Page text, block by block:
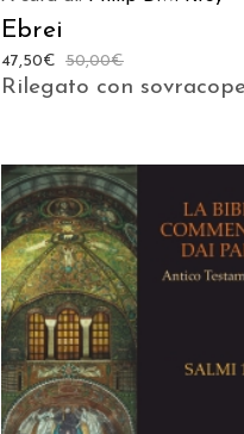
Ebrei
50,00€
47,50€
Rilegato con
AGGIUNGI AL CARRELLO